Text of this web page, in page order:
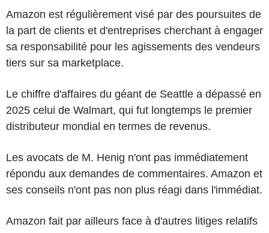
Amazon est régulièrement visé par des poursuites de
la part de clients et d'entreprises cherchant à engager
sa responsabilité pour les agissements des vendeurs
tiers sur sa marketplace.
Le chiffre d'affaires du géant de Seattle a dépassé en
2025 celui de Walmart, qui fut longtemps le premier
distributeur mondial en termes de revenus.
Les avocats de M. Henig n'ont pas immédiatement
répondu aux demandes de commentaires. Amazon et
ses conseils n'ont pas non plus réagi dans l'immédiat.
Amazon fait par ailleurs face à d'autres litiges relatifs